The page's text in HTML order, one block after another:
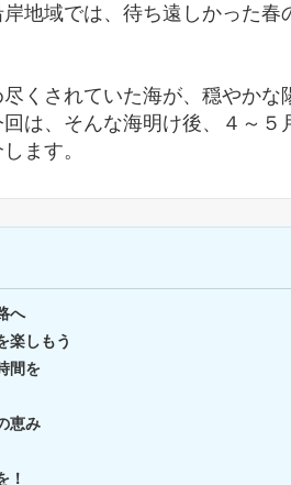
地域では、待ち遠しかった春
くされていた海が、穏やかな
は、そんな海明け後、４～５
ます。
へ
楽しもう
間を
恵み
！